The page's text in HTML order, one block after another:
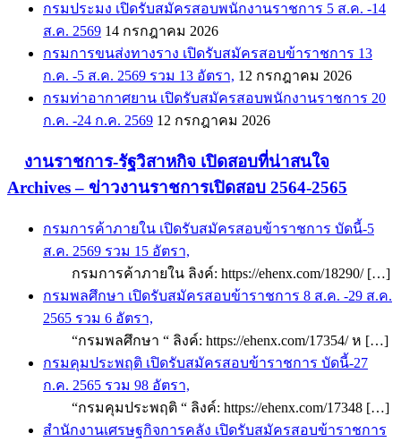
กรมประมง เปิดรับสมัครสอบพนักงานราชการ 5 ส.ค. -14
ส.ค. 2569 14 กรกฎาคม 2026
กรมการขนส่งทางราง เปิดรับสมัครสอบข้าราชการ 13
ก.ค. -5 ส.ค. 2569 รวม 13 อัตรา, 12 กรกฎาคม 2026
กรมท่าอากาศยาน เปิดรับสมัครสอบพนักงานราชการ 20
ก.ค. -24 ก.ค. 2569 12 กรกฎาคม 2026
งานราชการ-รัฐวิสาหกิจ เปิดสอบที่น่าสนใจ
Archives – ข่าวงานราชการเปิดสอบ 2564-2565
กรมการค้าภายใน เปิดรับสมัครสอบข้าราชการ บัดนี้-5
ส.ค. 2569 รวม 15 อัตรา,
กรมการค้าภายใน ลิงค์: https://ehenx.com/18290/ […]
กรมพลศึกษา เปิดรับสมัครสอบข้าราชการ 8 ส.ค. -29 ส.ค.
2565 รวม 6 อัตรา,
“กรมพลศึกษา “ ลิงค์: https://ehenx.com/17354/ ห […]
กรมคุมประพฤติ เปิดรับสมัครสอบข้าราชการ บัดนี้-27
ก.ค. 2565 รวม 98 อัตรา,
“กรมคุมประพฤติ “ ลิงค์: https://ehenx.com/17348 […]
สำนักงานเศรษฐกิจการคลัง เปิดรับสมัครสอบข้าราชการ